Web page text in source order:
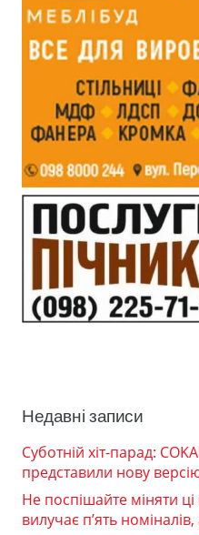
Недавні записи
Суботній хіт-парад:
представили нову
Не поспішайте міняти
вилучає п’ять